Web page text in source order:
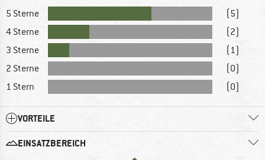
5 Sterne
(5)
4 Sterne
(2)
3 Sterne
(1)
2 Sterne
(0)
1 Stern
(0)
VORTEILE
EINSATZBEREICH